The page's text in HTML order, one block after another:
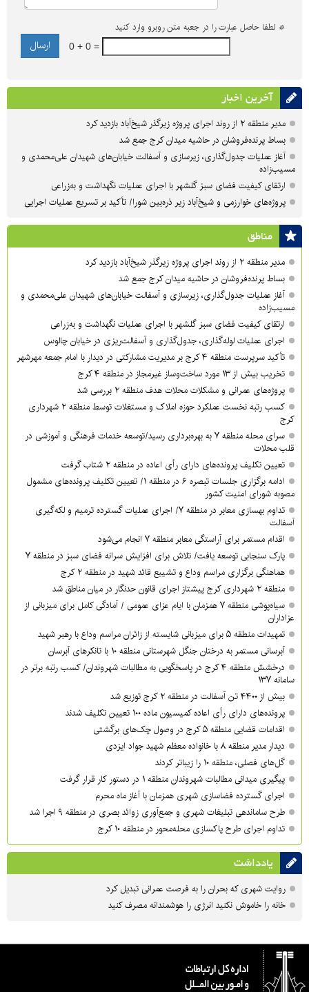
* لطفا حاصل عبارت را در جعبه متن روبرو وارد کنید
0 + 0 =
آخرین اخبار
مدیر منطقه ۲ از روند اجرای پروژه زیرگذر شیخ‌آباد بازدید کرد
بساط پرنده‌فروشان در حاشیه میدان کرج جمع شد
آغاز عملیات جدول‌گذاری، زیرسازی و آسفالت خیابان‌های شهیدان علی‌محمدی و
مسیب‌زاده
ارتقای کیفیت فضای سبز گلشهر با اجرای عملیات نگهداشت و به‌زراعی
پروژه‌های خوارزمی و شیخ‌آباد زیر ذره‌بین شورا/ تأکید بر تسریع عملیات اجرایی
مناطق
مدیر منطقه ۲ از روند اجرای پروژه زیرگذر شیخ‌آباد بازدید کرد
بساط پرنده‌فروشان در حاشیه میدان کرج جمع شد
آغاز عملیات جدول‌گذاری، زیرسازی و آسفالت خیابان‌های شهیدان علی‌محمدی و
مسیب‌زاده
ارتقای کیفیت فضای سبز گلشهر با اجرای عملیات نگهداشت و به‌زراعی
اجرای عملیات لوله‌گذاری، جدول‌گذاری و آسفالت‌ریزی در خیابان چالوس
تأکید سرپرست منطقه ۴ کرج بر مدیریت مشارکتی در دیدار با امام جمعه مهرشهر
تخریب بیش از ۱۳ مورد ساخت‌وساز غیرمجاز در منطقه ۴ کرج
پروژه‌های عمرانی و مشکلات محلات هدف منطقه ۲ بررسی شد
کسب رتبه نخست عملکرد حوزه املاک و مستغلات توسط منطقه ۲ شهرداری
کرج
سرای محله منطقه ۷ به بهره‌برداری رسید/توسعه خدمات فرهنگی و آموزشی در
قلب محلات
تعیین تکلیف پرونده‌های دارای رأی اعاده در منطقه ۲ شتاب گرفت
ادامه برگزاری جلسات تبصره ۶ در منطقه ۱/ تعیین تکلیف پرونده‌های مشمول
مصوبه شورای امنیت کشور
تداوم بهسازی معابر در منطقه ۷/ اجرای عملیات گسترده ترمیم و لکه‌گیری
آسفالت
اقدام مستمر برای آراستگی معابر منطقه ۷ انجام می‌شود
پارک سنجابی توسعه یافت/ تلاش برای افزایش سرانه فضای سبز در منطقه ۷
هماهنگی برگزاری مراسم وداع و تشییع قائد شهید در منطقه ۲ کرج
منطقه ۲ شهرداری کرج پیشتاز اجرای قانون حدنگار در میان مناطق شد
سیاه‌پوشی منطقه ۷ همزمان با ایام عزای عمومی / آمادگی کامل برای میزبانی از
عزاداران
تمهیدات منطقه ۵ برای میزبانی شایسته از زائران مراسم وداع با رهبر شهید
آبرسانی مستمر به درختان جنگل شهرستانی منطقه ۱۰ با تانکرهای آبرسان
درخشش منطقه ۴ کرج در پاسخگویی به مطالبات شهروندان/ کسب رتبه برتر در
سامانه ۱۳۷
بیش از ۴۴۰۰ تن آسفالت در منطقه ۲ کرج توزیع شد
پرونده‌های دارای رأی اعاده کمیسیون ماده ۱۰۰ تعیین تکلیف شدند
اقدامات قضایی منطقه ۵ کرج در وصول چک‌های برگشتی
دیدار مدیر منطقه ۸ با خانواده معظم شهید جواد ایزدی
گل‌های فصلی، منطقه ۱۰ را زیباتر کردند
پیگیری میدانی مطالبات شهروندان منطقه ۱ در دستور کار قرار گرفت
اجرای گسترده فضاسازی شهری همزمان با آغاز ماه محرم
طرح ساماندهی تبلیغات شهری و جمع‌آوری زوائد بصری در منطقه ۹ اجرا شد
تداوم اجرای طرح پاکسازی محله‌محور در منطقه ۱۰ کرج
یادداشت
روایت شهری که بحران را به فرصت عمرانی تبدیل کرد
خانه را خاموش نکنید انرژی را هوشمندانه مصرف کنید